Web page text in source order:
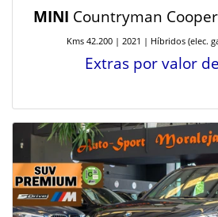
MINI Countryman
Kms 42.200 | 2021 | Híbridos (elec.
Extras por valor